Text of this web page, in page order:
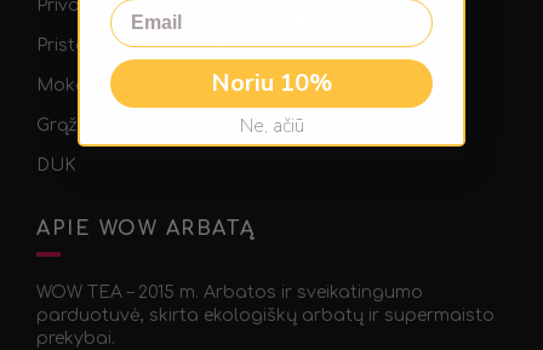
Privatumo politika
Pristatymo informacija
Mokėjimo informacija
Grąžinimo politika
DUK
TikTok
APIE WOW ARBATĄ
WOW TEA – 2015 m. Arbatos ir sveikatingumo
parduotuvė, skirta ekologiškų arbatų ir supermaisto
prekybai.
Email
Noriu 10%
Ne, ačiū